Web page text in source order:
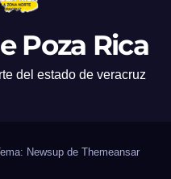
Poza Rica
del estado de veracruz
Newsup de Themeansar